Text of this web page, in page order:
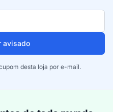
avisado
desta loja por e-mail.